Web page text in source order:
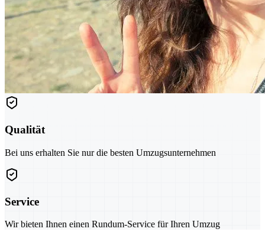
Qualität
Bei uns erhalten Sie nur die besten Umzugsunternehmen
Service
Wir bieten Ihnen einen Rundum-Service für Ihren Umzug